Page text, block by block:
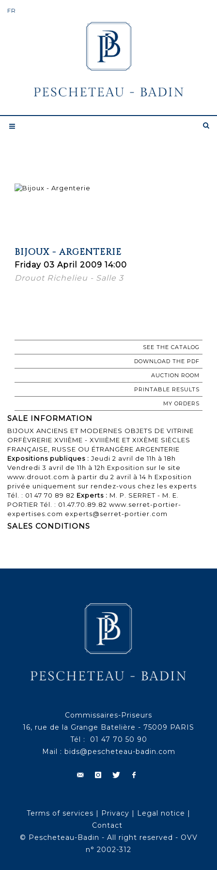
BIJOUX - ARGENTERIE
Friday 03 April 2009 14:00
Drouot Richelieu - Salle 3
SEE THE CATALOG
DOWNLOAD THE PDF
AUCTION ROOM
PRINTABLE RESULTS
MY ORDERS
SALE INFORMATION
BIJOUX ANCIENS ET MODERNES OBJETS DE VITRINE
ORFÈVRERIE XVIIÈME - XVIIIÈME ET XIXÈME SIÈCLES
FRANÇAISE, RUSSE OU ÉTRANGÈRE ARGENTERIE
Expositions publiques : Jeudi 2 avril de 11h à 18h
Vendredi 3 avril de 11h à 12h Exposition sur le site
www.drouot.com à partir du 2 avril à 14 h Exposition
privée uniquement sur rendez-vous chez les experts
Tél. : 01 47 70 89 82 Experts : M. P. SERRET - M. E.
PORTIER Tél. : 01.47.70.89.82 www.serret-portier-
expertises.com experts@serret-portier.com
SALES CONDITIONS
Commissaires-Priseurs
16, rue de la Grange Batelière - 75009 PARIS
Tél : 01 47 70 50 90
Mail : bids@pescheteau-badin.com
Terms of services | Privacy | Legal notice |
Contact
© Pescheteau-Badin - All right reserved - OVV
n° 2002-312